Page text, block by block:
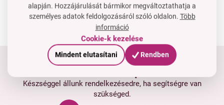
A kosárba
Raktáron
A kosárba
Raktáron
Készséggel állunk rendelkezésedre, ha segítségre van
szükséged.
alapján. Hozzájárulását bármikor megváltoztathatja a
személyes adatok feldolgozásáról szóló oldalon. Több
információ
Cookie-k kezelése
Mindent elutasítani Rendben